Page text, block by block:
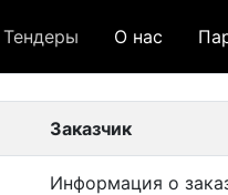
Тендеры О нас
Заказчик
Информация о